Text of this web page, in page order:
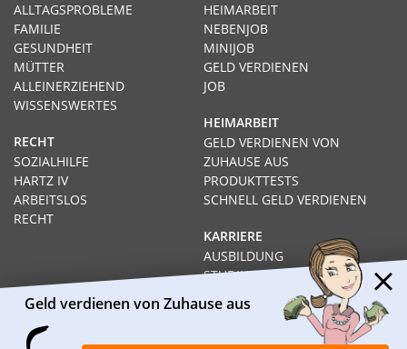
HEIMARBEIT
NEBENJOB
MINIJOB
GELD VERDIENEN
JOB
HEIMARBEIT
GELD VERDIENEN VON
ZUHAUSE AUS
PRODUKTTESTS
SCHNELL GELD VERDIENEN
KARRIERE
AUSBILDUNG
STUDIUM
FERNSTUDIUM
GEHÄLTER
ALLTAGSPROBLEME
FAMILIE
GESUNDHEIT
MÜTTER
ALLEINERZIEHEND
WISSENSWERTES
RECHT
SOZIALHILFE
HARTZ IV
ARBEITSLOS
RECHT
Geld verdienen von Zuhause aus